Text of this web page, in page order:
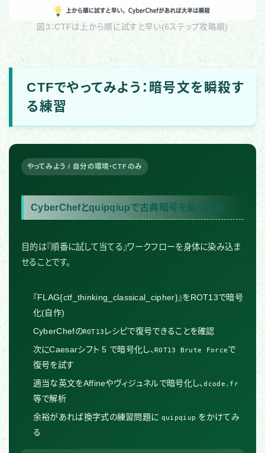
図3：CTFは上から順に試すと早い(6ステップ攻略順)
CTFでやってみよう：暗号文を瞬殺す
る練習
やってみよう / 自分の環境・CTFのみ
CyberChefとquipqiupで古典暗号を解く練習
目的は『順番に試して当てる』ワークフローを身体に染み込ま
せることです。
『FLAG{ctf_thinking_classical_cipher}』をROT13で暗号
化(自作)
CyberChefのROT13 レシピで復号できることを確認
次にCaesarシフト 5 で暗号化し、 ROT13 Brute Forceで
復号を試す
適当な英文をAffineやヴィジュネルで暗号化し、dcode.fr
等で解析
余裕があれば換字式の練習問題に quipqiup をかけてみ
る